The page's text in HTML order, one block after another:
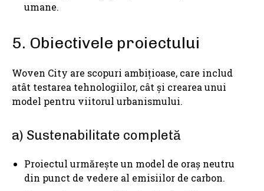
umane.
5. Obiectivele proiectului
Woven City are scopuri ambițioase, care includ
atât testarea tehnologiilor, cât și crearea unui
model pentru viitorul urbanismului.
a) Sustenabilitate completă
Proiectul urmărește un model de oraș neutru
din punct de vedere al emisiilor de carbon.